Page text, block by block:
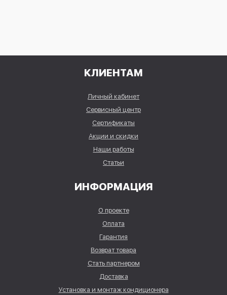
КЛИЕНТАМ
Личный кабинет
Сервисный центр
Сертификаты
Акции и скидки
Наши работы
Статьи
ИНФОРМАЦИЯ
О проекте
Оплата
Гарантия
Возврат товара
Стать партнером
Доставка
Установка и монтаж кондиционера